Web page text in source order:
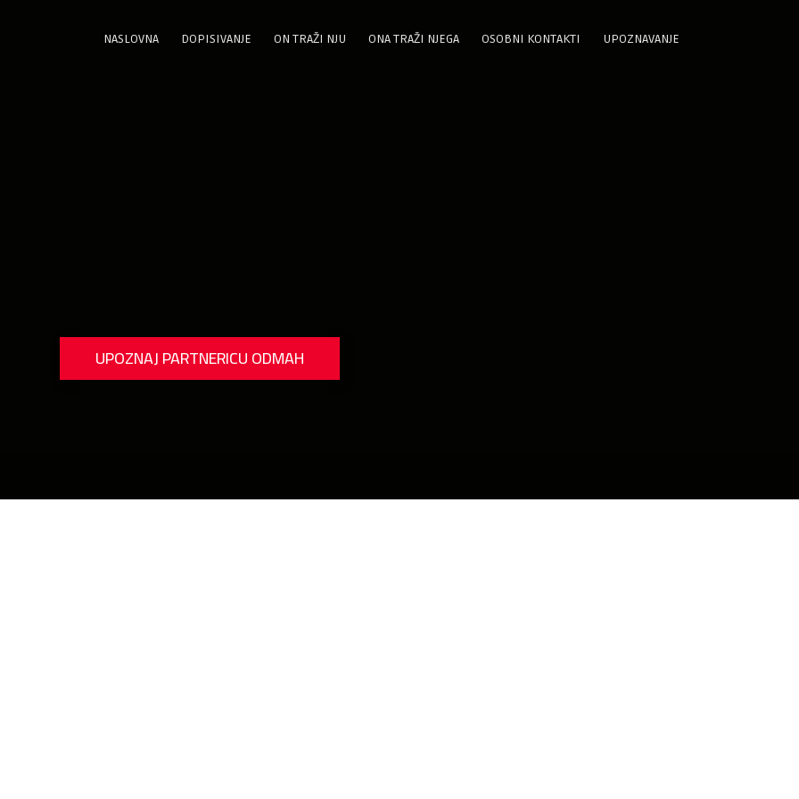
NASLOVNA DOPISIVANJE ON TRAŽI NJU ONA TRAŽI NJEGA OSOBNI KONTAKTI UPOZNAVANJE
UPOZNAJ PARTNERICU ODMAH